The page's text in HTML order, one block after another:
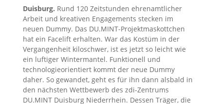
Duisburg. Rund 120 Zeitstunden ehrenamtlicher
Arbeit und kreativen Engagements stecken im
neuen Dummy. Das DU.MINT-Projektmaskottchen
hat ein Facelift erhalten. War das Kostüm in der
Vergangenheit kiloschwer, ist es jetzt so leicht wie
ein luftiger Wintermantel. Funktionell und
technologieorientiert kommt der neue Dummy
daher. So gewandet, geht es für ihn dann alsbald in
den nächsten Wettbewerb des zdi-Zentrums
DU.MINT Duisburg Niederrhein. Dessen Träger, die